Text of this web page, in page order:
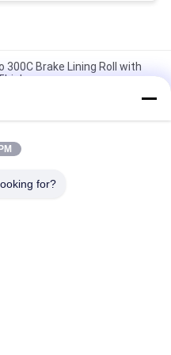
300C Brake Lining Roll with
Roll 100mm Width for
Roll 2.5kg Designed for
for?